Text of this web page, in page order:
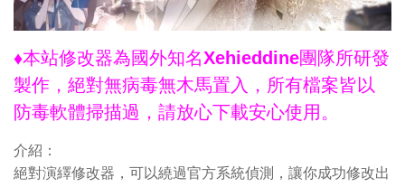
♦本站修改器為國外知名Xehieddine團隊所研發
製作，絕對無病毒無木馬置入，所有檔案皆以
防毒軟體掃描過，請放心下載安心使用。
介紹：
絕對演繹修改器，可以繞過官方系統偵測，讓你成功修改出